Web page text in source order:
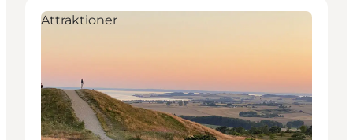
Attraktioner